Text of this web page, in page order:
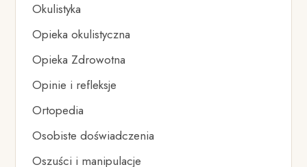
Okulistyka
Opieka okulistyczna
Opieka Zdrowotna
Opinie i refleksje
Ortopedia
Osobiste doświadczenia
Oszuści i manipulacje